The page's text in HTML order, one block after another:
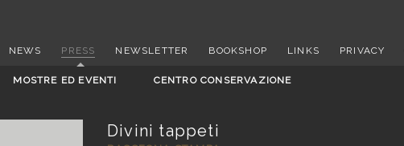
NEWS PRESS NEWSLETTER BOOKSHOP LINKS PRIVACY
MOSTRE ED EVENTI CENTRO CONSERVAZIONE
Divini tappeti